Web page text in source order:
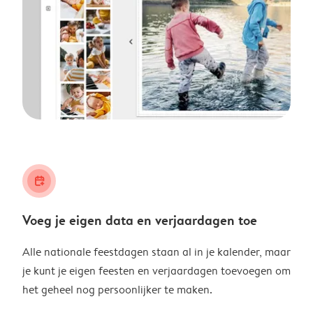
calendar_plus
Voeg je eigen data en verjaardagen toe
Alle nationale feestdagen staan al in je kalender, maar
je kunt je eigen feesten en verjaardagen toevoegen om
het geheel nog persoonlijker te maken.